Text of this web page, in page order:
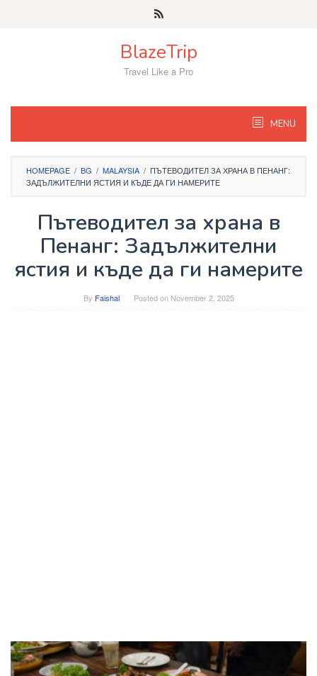
BlazeTrip
Travel Like a Pro
MENU
HOMEPAGE / BG / MALAYSIA / ПЪТЕВОДИТЕЛ ЗА ХРАНА В ПЕНАНГ:
ЗАДЪЛЖИТЕЛНИ ЯСТИЯ И КЪДЕ ДА ГИ НАМЕРИТЕ
Пътеводител за храна в
Пенанг: Задължителни
ястия и къде да ги намерите
By Faishal Posted on November 2, 2025